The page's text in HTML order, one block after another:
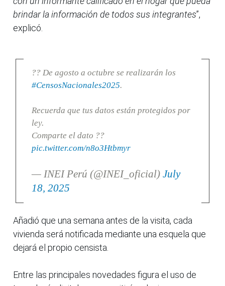
brindar la información de todos sus integrantes”,
explicó.
?? De agosto a octubre se realizarán los
#CensosNacionales2025.
Recuerda que tus datos están protegidos por
ley.
Comparte el dato ??
pic.twitter.com/n8o3Htbmyr
— INEI Perú (@INEI_oficial) July
18, 2025
Añadió que una semana antes de la visita, cada
vivienda será notificada mediante una esquela que
dejará el propio censista.
Entre las principales novedades figura el uso de